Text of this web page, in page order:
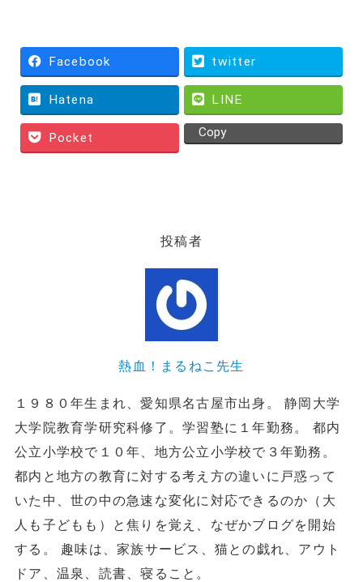
Facebook twitter
Hatena LINE
Pocket Copy
投稿者
熱血！まるねこ先生
１９８０年生まれ、愛知県名古屋市出身。 静岡大学
大学院教育学研究科修了。学習塾に１年勤務。 都内
公立小学校で１０年、地方公立小学校で３年勤務。
都内と地方の教育に対する考え方の違いに戸惑って
いた中、世の中の急速な変化に対応できるのか（大
人も子どもも）と焦りを覚え、なぜかブログを開始
する。 趣味は、家族サービス、猫との戯れ、アウト
ドア、温泉、読書、寝ること。